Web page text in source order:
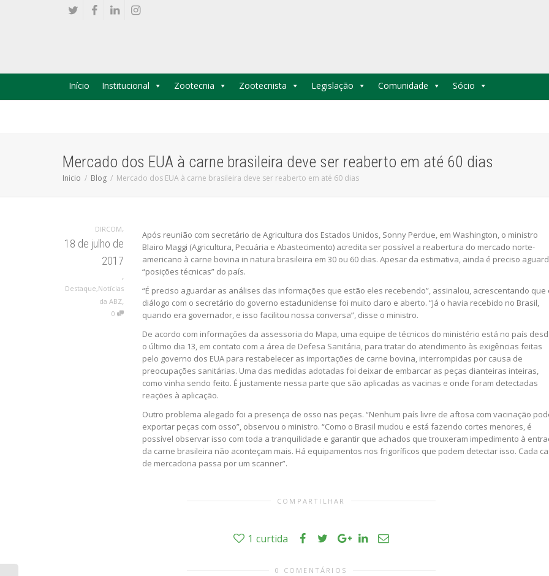
Início Institucional Zootecnia Zootecnista Legislação Comunidade Sócio
Mercado dos EUA à carne brasileira deve ser reaberto em até 60 dias
Inicio Blog Mercado dos EUA à carne brasileira deve ser reaberto em até 60 dias
DIRCOM,
18 de julho de
2017
Destaque,Notícias
da ABZ
0
Após reunião com secretário de Agricultura dos Estados Unidos, Sonny Perdue, em Washington, o ministro
Blairo Maggi (Agricultura, Pecuária e Abastecimento) acredita ser possível a reabertura do mercado norte-
americano à carne bovina in natura brasileira em 30 ou 60 dias. Apesar da estimativa, ainda é preciso
“posições técnicas” do país.
“É preciso aguardar as análises das informações que estão eles recebendo”, assinalou, acrescentando que
diálogo com o secretário do governo estadunidense foi muito claro e aberto. “Já o havia recebido no Brasil,
quando era governador, e isso facilitou nossa conversa”, disse o ministro.
De acordo com informações da assessoria do Mapa, uma equipe de técnicos do ministério está no país
o último dia 13, em contato com a área de Defesa Sanitária, para tratar do atendimento às exigências feitas
pelo governo dos EUA para restabelecer as importações de carne bovina, interrompidas por causa de
preocupações sanitárias. Uma das medidas adotadas foi deixar de embarcar as peças dianteiras inteiras,
como vinha sendo feito. É justamente nessa parte que são aplicadas as vacinas e onde foram detectadas
reações à aplicação.
Outro problema alegado foi a presença de osso nas peças. “Nenhum país livre de aftosa com vacinação
exportar peças com osso”, observou o ministro. “Como o Brasil mudou e está fazendo cortes menores, é
possível observar isso com toda a tranquilidade e garantir que achados que trouxeram impedimento à
da carne brasileira não aconteçam mais. Há equipamentos nos frigoríficos que podem detectar isso. Cada
de mercadoria passa por um scanner”.
COMPARTILHAR
1 curtida
0 COMENTÁRIOS